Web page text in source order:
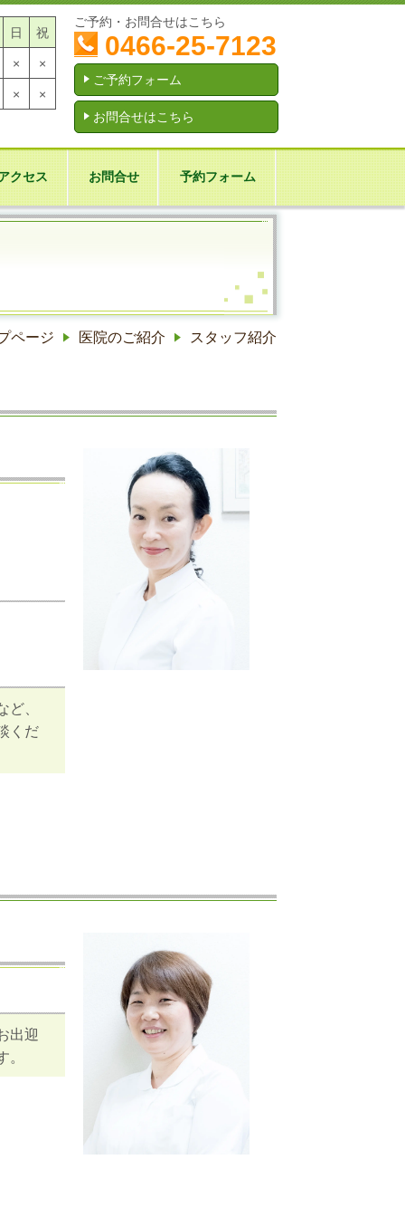
日 祝
× ×
× ×
ご予約・お問合せはこちら
0466-25-7123
ご予約フォーム
お問合せはこちら
クセス お問合せ 予約フォーム
ページ 医院のご紹介 スタッフ紹介
、
くだ
出迎
。